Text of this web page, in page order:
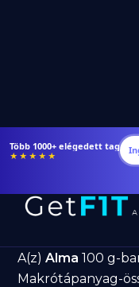
Étrendek, receptek és
★★★★★
Alma
diéta
A(z)Alma 100 g-
Makrótápanyag-